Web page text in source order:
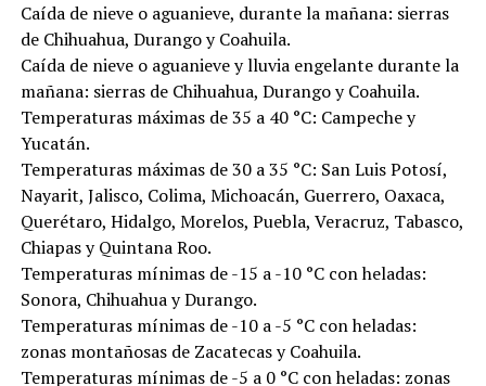
Caída de nieve o aguanieve, durante la mañana: sierras
de Chihuahua, Durango y Coahuila.
Caída de nieve o aguanieve y lluvia engelante durante la
mañana: sierras de Chihuahua, Durango y Coahuila.
Temperaturas máximas de 35 a 40 °C: Campeche y
Yucatán.
Temperaturas máximas de 30 a 35 °C: San Luis Potosí,
Nayarit, Jalisco, Colima, Michoacán, Guerrero, Oaxaca,
Querétaro, Hidalgo, Morelos, Puebla, Veracruz, Tabasco,
Chiapas y Quintana Roo.
Temperaturas mínimas de -15 a -10 °C con heladas:
Sonora, Chihuahua y Durango.
Temperaturas mínimas de -10 a -5 °C con heladas:
zonas montañosas de Zacatecas y Coahuila.
Temperaturas mínimas de -5 a 0 °C con heladas: zonas